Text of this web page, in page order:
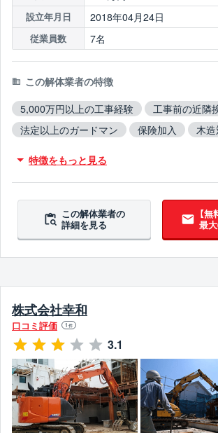
設立年月日 2018年04月24日
従業員数 7名
この解体業者の特徴
5,000万円以上の工事経験
工事前の近隣
法定以上のガードマン
保険加入
木
5年以上無違反
翌営業日までに連絡
特徴をもっと見る
この解体業者の
詳細を見る
【
最
株式会社幸和
口コミ評価 1 件
3.1